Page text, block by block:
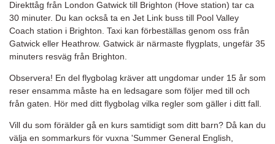
Direkttåg från London Gatwick till Brighton (Hove station) tar ca
30 minuter. Du kan också ta en Jet Link buss till Pool Valley
Coach station i Brighton. Taxi kan förbeställas genom oss från
Gatwick eller Heathrow. Gatwick är närmaste flygplats, ungefär 35
minuters resväg från Brighton.
Observera! En del flygbolag kräver att ungdomar under 15 år som
reser ensamma måste ha en ledsagare som följer med till och
från gaten. Hör med ditt flygbolag vilka regler som gäller i ditt fall.
Vill du som förälder gå en kurs samtidigt som ditt barn? Då kan du
välja en sommarkurs för vuxna 'Summer General English,